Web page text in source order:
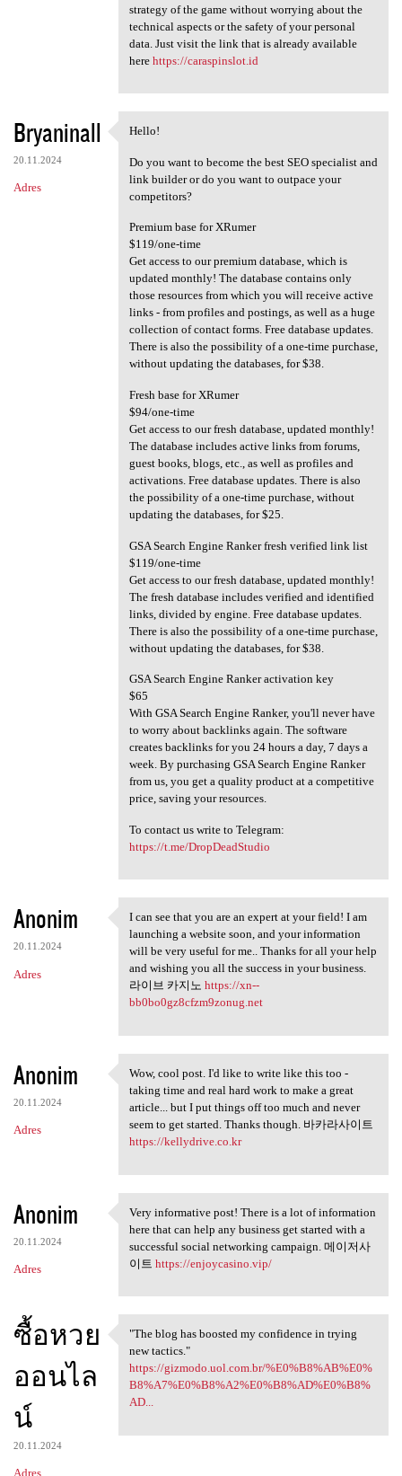
strategy of the game without worrying about the
technical aspects or the safety of your personal
data. Just visit the link that is already available
here https://caraspinslot.id
Bryaninall
20.11.2024
Adres
Hello!
Hello!
Do you want to become the best SEO specialist and
link builder or do you want to outpace your
competitors?
Premium base for XRumer
$119/one-time
Get access to our premium database, which is
updated monthly! The database contains only
those resources from which you will receive active
links - from profiles and postings, as well as a huge
collection of contact forms. Free database updates.
There is also the possibility of a one-time purchase,
without updating the databases, for $38.
Fresh base for XRumer
$94/one-time
Get access to our fresh database, updated monthly!
The database includes active links from forums,
guest books, blogs, etc., as well as profiles and
activations. Free database updates. There is also
the possibility of a one-time purchase, without
updating the databases, for $25.
GSA Search Engine Ranker fresh verified link list
$119/one-time
Get access to our fresh database, updated monthly!
The fresh database includes verified and identified
links, divided by engine. Free database updates.
There is also the possibility of a one-time purchase,
without updating the databases, for $38.
GSA Search Engine Ranker activation key
$65
With GSA Search Engine Ranker, you'll never have
to worry about backlinks again. The software
creates backlinks for you 24 hours a day, 7 days a
week. By purchasing GSA Search Engine Ranker
from us, you get a quality product at a competitive
price, saving your resources.
To contact us write to Telegram:
https://t.me/DropDeadStudio
Anonim
20.11.2024
Adres
I can see that you are an
I can see that you are an expert at your field! I am
launching a website soon, and your information
will be very useful for me.. Thanks for all your help
and wishing you all the success in your business.
라이브 카지노 https://xn--
bb0bo0gz8cfzm9zonug.net
Anonim
20.11.2024
Adres
Wow, cool post. I'd like to
Wow, cool post. I'd like to write like this too -
taking time and real hard work to make a great
article... but I put things off too much and never
seem to get started. Thanks though. 바카라사이트
https://kellydrive.co.kr
Anonim
20.11.2024
Adres
Very informative post! There
Very informative post! There is a lot of information
here that can help any business get started with a
successful social networking campaign. 메이저사
이트 https://enjoycasino.vip/
ซื้อหวย
ออนไล
น์
20.11.2024
Adres
"The blog has boosted my
"The blog has boosted my confidence in trying
new tactics."
https://gizmodo.uol.com.br/%E0%B8%AB%E0%
B8%A7%E0%B8%A2%E0%B8%AD%E0%B8%
AD...